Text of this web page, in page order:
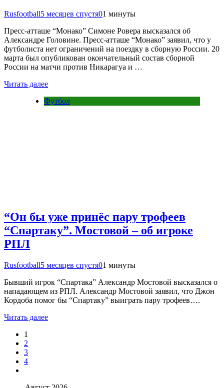
Rusfootball5 месяцев спустя01 минуты
Пресс-атташе “Монако” Симоне Ровера высказался об
Александре Головине. Пресс-атташе “Монако” заявил, что у
футболиста нет ограничений на поездку в сборную России. 20
марта был опубликован окончательный состав сборной
России на матчи против Никарагуа и …
Читать далее
Футбол
“Он бы уже принёс пару трофеев
“Спартаку”. Мостовой – об игроке
РПЛ
Rusfootball5 месяцев спустя01 минуты
Бывший игрок “Спартака” Александр Мостовой высказался о
нападающем из РПЛ. Александр Мостовой заявил, что Джон
Кордоба помог бы “Спартаку” выиграть пару трофеев….
Читать далее
1
2
3
4